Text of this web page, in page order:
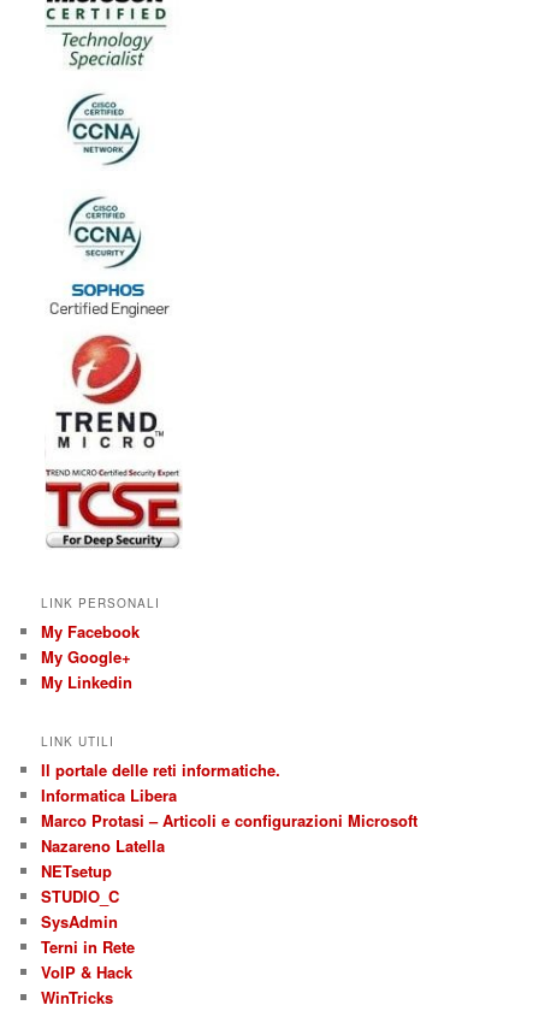
LINK PERSONALI
My Facebook
My Google+
My Linkedin
LINK UTILI
Il portale delle reti informatiche.
Informatica Libera
Marco Protasi – Articoli e configurazioni Microsoft
Nazareno Latella
NETsetup
STUDIO_C
SysAdmin
Terni in Rete
VoIP & Hack
WinTricks